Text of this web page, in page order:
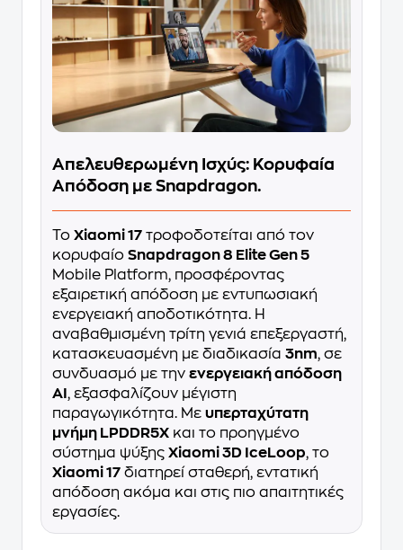
Απελευθερωμένη Ισχύς: Κορυφαία
Απόδοση με Snapdragon.
Το Xiaomi 17 τροφοδοτείται από τον
κορυφαίο Snapdragon 8 Elite Gen 5
Mobile Platform, προσφέροντας
εξαιρετική απόδοση με εντυπωσιακή
ενεργειακή αποδοτικότητα. Η
αναβαθμισμένη τρίτη γενιά επεξεργαστή,
κατασκευασμένη με διαδικασία 3nm, σε
συνδυασμό με την ενεργειακή απόδοση
AI , εξασφαλίζουν μέγιστη
παραγωγικότητα. Με υπερταχύτατη
μνήμη LPDDR5X και το προηγμένο
σύστημα ψύξης Xiaomi 3D IceLoop, το
Xiaomi 17 διατηρεί σταθερή, εντατική
απόδοση ακόμα και στις πιο απαιτητικές
εργασίες.